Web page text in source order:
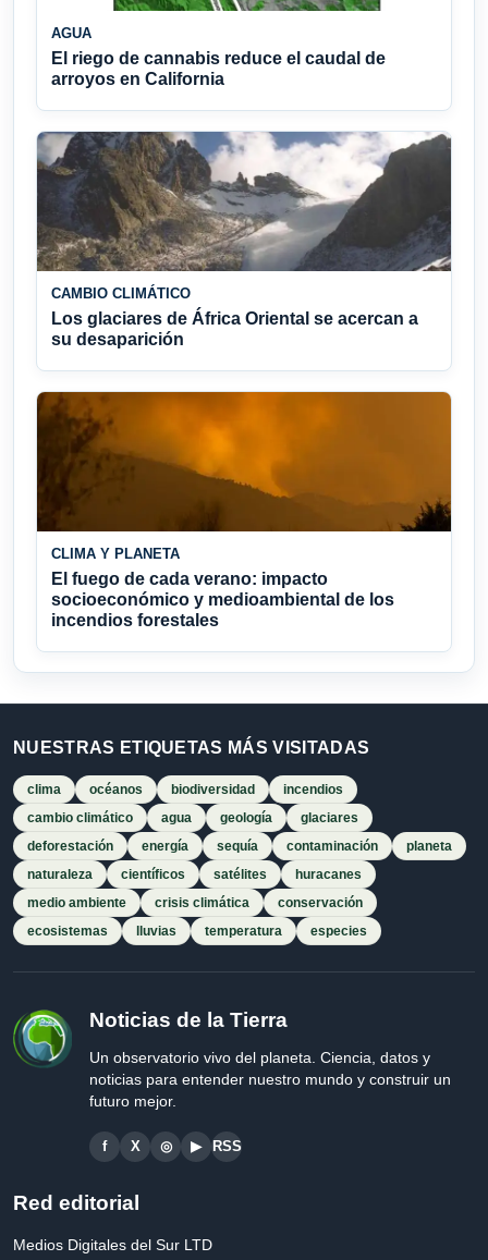
AGUA
El riego de cannabis reduce el caudal de
arroyos en California
CAMBIO CLIMÁTICO
Los glaciares de África Oriental se acercan a
su desaparición
CLIMA Y PLANETA
El fuego de cada verano: impacto
socioeconómico y medioambiental de los
incendios forestales
NUESTRAS ETIQUETAS MÁS VISITADAS
clima océanos biodiversidad
incendios
cambio climático
agua geología
glaciares
deforestación
energía sequía contaminación
planeta
naturaleza
científicos satélites
huracanes
medio ambiente
crisis climática
conservación
ecosistemas
lluvias temperatura especies
Noticias de la Tierra
Un observatorio vivo del planeta. Ciencia, datos y
noticias para entender nuestro mundo y construir un
futuro mejor.
f X ◎ ▶ RSS
Red editorial
Medios Digitales del Sur LTD